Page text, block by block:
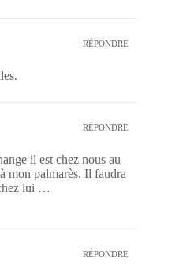
RÉPONDRE
RÉPONDRE
il est chez nous au
mon palmarès. Il faudra
lui …
RÉPONDRE